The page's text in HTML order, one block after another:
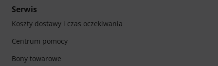
Serwis
Koszty dostawy i czas oczekiwania
Centrum pomocy
Bony towarowe